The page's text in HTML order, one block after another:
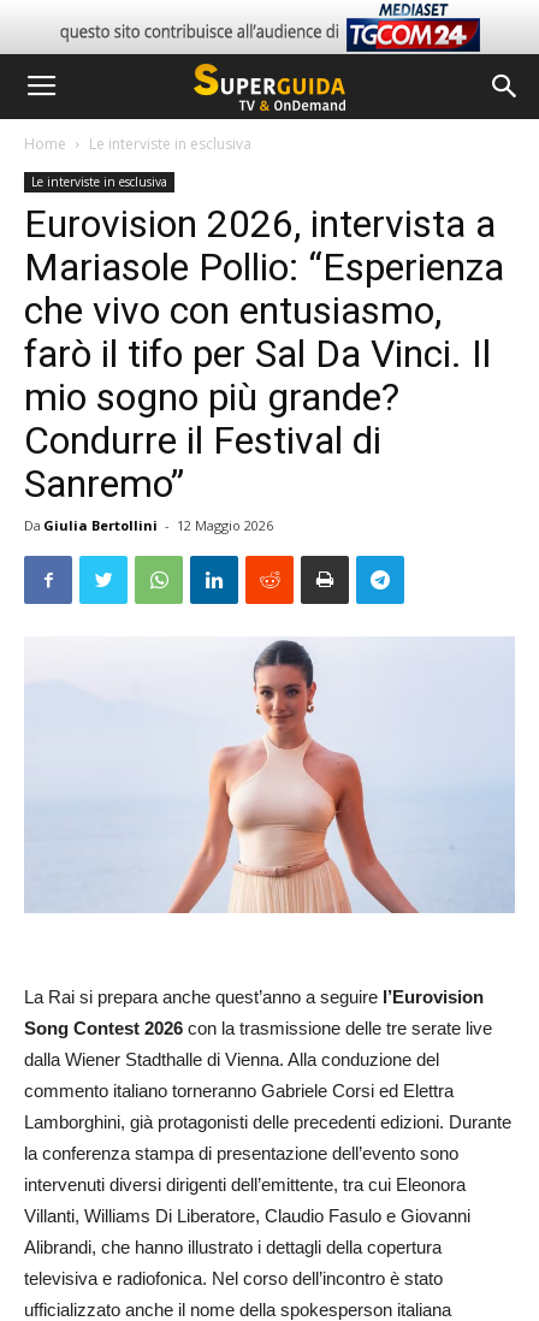
Home Le interviste in esclusiva
Le interviste in esclusiva
Eurovision 2026, intervista a
Mariasole Pollio: “Esperienza
che vivo con entusiasmo,
farò il tifo per Sal Da Vinci. Il
mio sogno più grande?
Condurre il Festival di
Sanremo”
Da Giulia Bertollini - 12 Maggio 2026
La Rai si prepara anche quest’anno a seguire l’Eurovision
Song Contest 2026 con la trasmissione delle tre serate live
dalla Wiener Stadthalle di Vienna. Alla conduzione del
commento italiano torneranno Gabriele Corsi ed Elettra
Lamborghini, già protagonisti delle precedenti edizioni. Durante
la conferenza stampa di presentazione dell’evento sono
intervenuti diversi dirigenti dell’emittente, tra cui Eleonora
Villanti, Williams Di Liberatore, Claudio Fasulo e Giovanni
Alibrandi, che hanno illustrato i dettagli della copertura
televisiva e radiofonica. Nel corso dell’incontro è stato
ufficializzato anche il nome della spokesperson italiana